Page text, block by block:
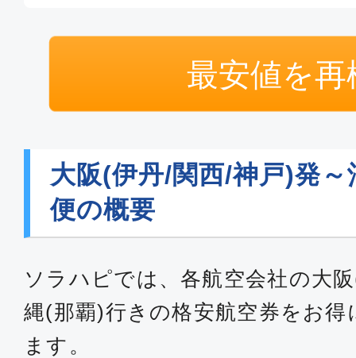
最安値を再
大阪(伊丹/関西/神戸)発
便の概要
ソラハピでは、各航空会社の大
縄(那覇)行きの格安航空券をお
ます。